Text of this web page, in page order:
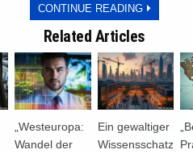
CONTINUE READING
UND
IN
DEN
Related Articles
„Westeuropa:
Wandel der
Ein gewaltiger
Wissensschatz